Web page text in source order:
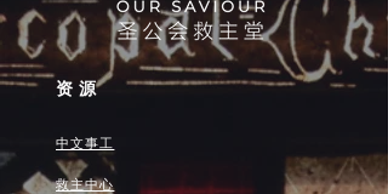
资源
中文事工
救主中心